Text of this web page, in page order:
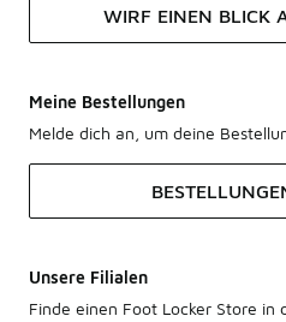
WIRF EINEN BLICK
Meine Bestellungen
Melde dich an, um deine
Unsere Filialen
Finde einen Foot Locker Store in